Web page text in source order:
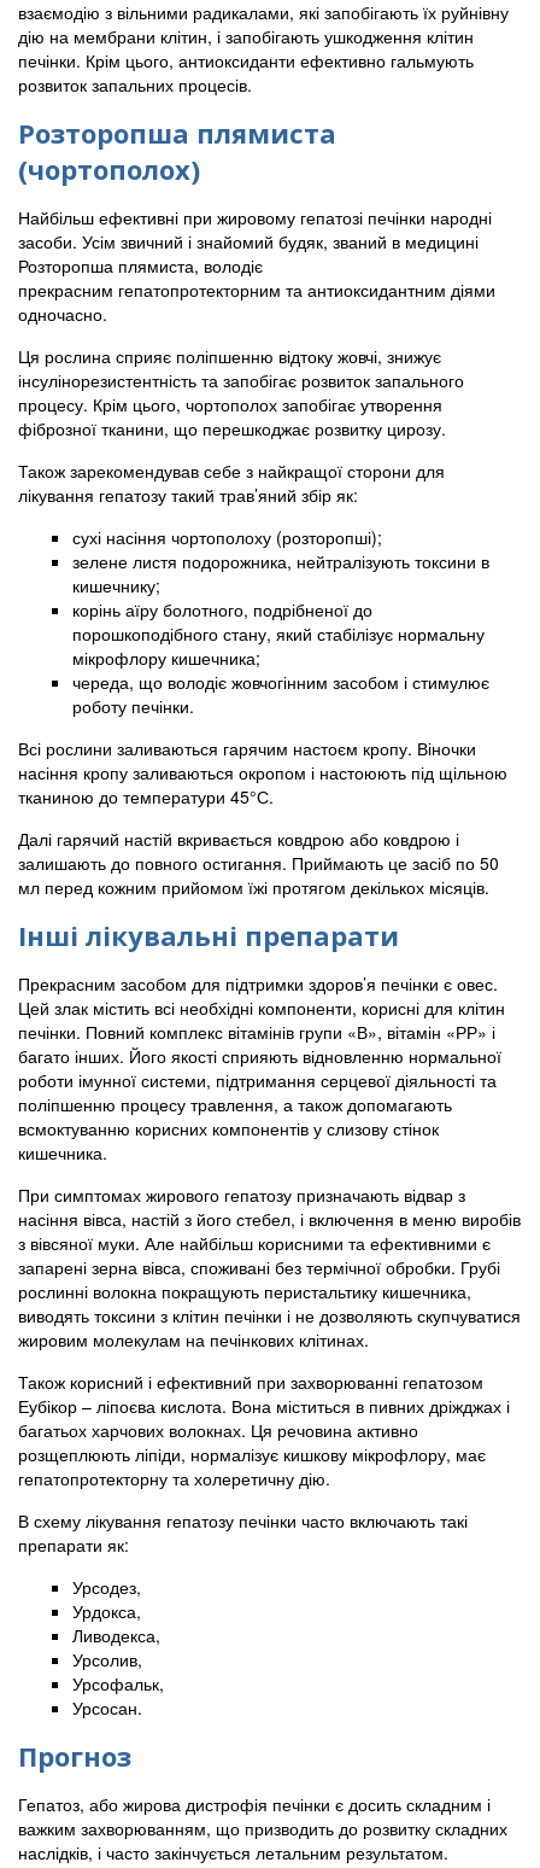
взаємодію з вільними радикалами, які запобігають їх руйнівну
дію на мембрани клітин, і запобігають ушкодження клітин
печінки. Крім цього, антиоксиданти ефективно гальмують
розвиток запальних процесів.
Розторопша плямиста
(чортополох)
Найбільш ефективні при жировому гепатозі печінки народні
засоби. Усім звичний і знайомий будяк, званий в медицині
Розторопша плямиста, володіє
прекрасним гепатопротекторним та антиоксидантним діями
одночасно.
Ця рослина сприяє поліпшенню відтоку жовчі, знижує
інсулінорезистентність та запобігає розвиток запального
процесу. Крім цього, чортополох запобігає утворення
фіброзної тканини, що перешкоджає розвитку цирозу.
Також зарекомендував себе з найкращої сторони для
лікування гепатозу такий трав’яний збір як:
сухі насіння чортополоху (розторопші);
зелене листя подорожника, нейтралізують токсини в
кишечнику;
корінь аїру болотного, подрібненої до
порошкоподібного стану, який стабілізує нормальну
мікрофлору кишечника;
череда, що володіє жовчогінним засобом і стимулює
роботу печінки.
Всі рослини заливаються гарячим настоєм кропу. Віночки
насіння кропу заливаються окропом і настоюють під щільною
тканиною до температури 45°С.
Далі гарячий настій вкривається ковдрою або ковдрою і
залишають до повного остигання. Приймають це засіб по 50
мл перед кожним прийомом їжі протягом декількох місяців.
Інші лікувальні препарати
Прекрасним засобом для підтримки здоров’я печінки є овес.
Цей злак містить всі необхідні компоненти, корисні для клітин
печінки. Повний комплекс вітамінів групи «В», вітамін «РР» і
багато інших. Його якості сприяють відновленню нормальної
роботи імунної системи, підтримання серцевої діяльності та
поліпшенню процесу травлення, а також допомагають
всмоктуванню корисних компонентів у слизову стінок
кишечника.
При симптомах жирового гепатозу призначають відвар з
насіння вівса, настій з його стебел, і включення в меню виробів
з вівсяної муки. Але найбільш корисними та ефективними є
запарені зерна вівса, споживані без термічної обробки. Грубі
рослинні волокна покращують перистальтику кишечника,
виводять токсини з клітин печінки і не дозволяють скупчуватися
жировим молекулам на печінкових клітинах.
Також корисний і ефективний при захворюванні гепатозом
Еубікор – ліпоєва кислота. Вона міститься в пивних дріжджах і
багатьох харчових волокнах. Ця речовина активно
розщеплюють ліпіди, нормалізує кишкову мікрофлору, має
гепатопротекторну та холеретичну дію.
В схему лікування гепатозу печінки часто включають такі
препарати як:
Урсодез,
Урдокса,
Ливодекса,
Урсолив,
Урсофальк,
Урсосан.
Прогноз
Гепатоз, або жирова дистрофія печінки є досить складним і
важким захворюванням, що призводить до розвитку складних
наслідків, і часто закінчується летальним результатом.